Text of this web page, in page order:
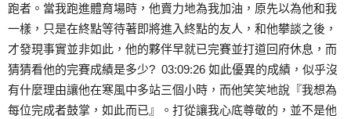
跑者。當我跑進體育場時，他賣力地為我加油，原先以為他和我
一樣，只是在終點等待著即將進入終點的友人，和他攀談之後，
才發現事實並非如此，他的夥伴早就已完賽並打道回府休息，而
猜猜看他的完賽成績是多少? 03:09:26 如此優異的成績，似乎沒
有什麼理由讓他在寒風中多站三個小時，而他笑笑地說『我想為
每位完成者鼓掌，如此而已』。打從讓我心底尊敬的，並不是他